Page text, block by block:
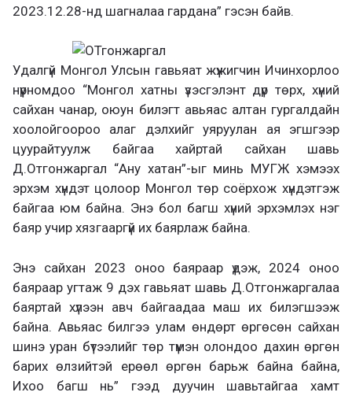
2023.12.28-нд шагналаа гардана” гэсэн байв.
Удалгүй Монгол Улсын гавьяат жүжигчин Ичинхорлоо
нүүрномдоо “Монгол хатны үзэсгэлэнт дүр төрх, хүний
сайхан чанар, оюун билэгт авьяас алтан гургалдайн
хоолойгоороо алаг дэлхийг уяруулан ая эгшгээр
цуурайтуулж байгаа хайртай сайхан шавь
Д.Отгонжаргал “Ану хатан”-ыг минь МУГЖ хэмээх
эрхэм хүндэт цолоор Монгол төр соёрхож хүндэтгэж
байгаа юм байна. Энэ бол багш хүний эрхэмлэх нэг
баяр учир хязгааргүй их баярлаж байна.
Энэ сайхан 2023 оноо баяраар үдэж, 2024 оноо
баяраар угтаж 9 дэх гавьяат шавь Д.Отгонжаргалаа
баяртай хүлээн авч байгаадаа маш их билэгшээж
байна. Авьяас билгээ улам өндөрт өргөсөн сайхан
шинэ уран бүтээлийг төр түмэн олондоо дахин өргөн
барих өлзийтэй ерөөл өргөн барьж байна байна,
Ихоо багш нь” гээд дуучин шавьтайгаа хамт